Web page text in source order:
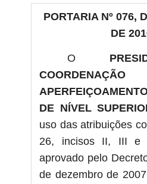
PORTARIA Nº 076,
DE
O
DE NÍVEL
uso das atribuições
26, incisos II, III e
aprovado pelo
de dezembro de